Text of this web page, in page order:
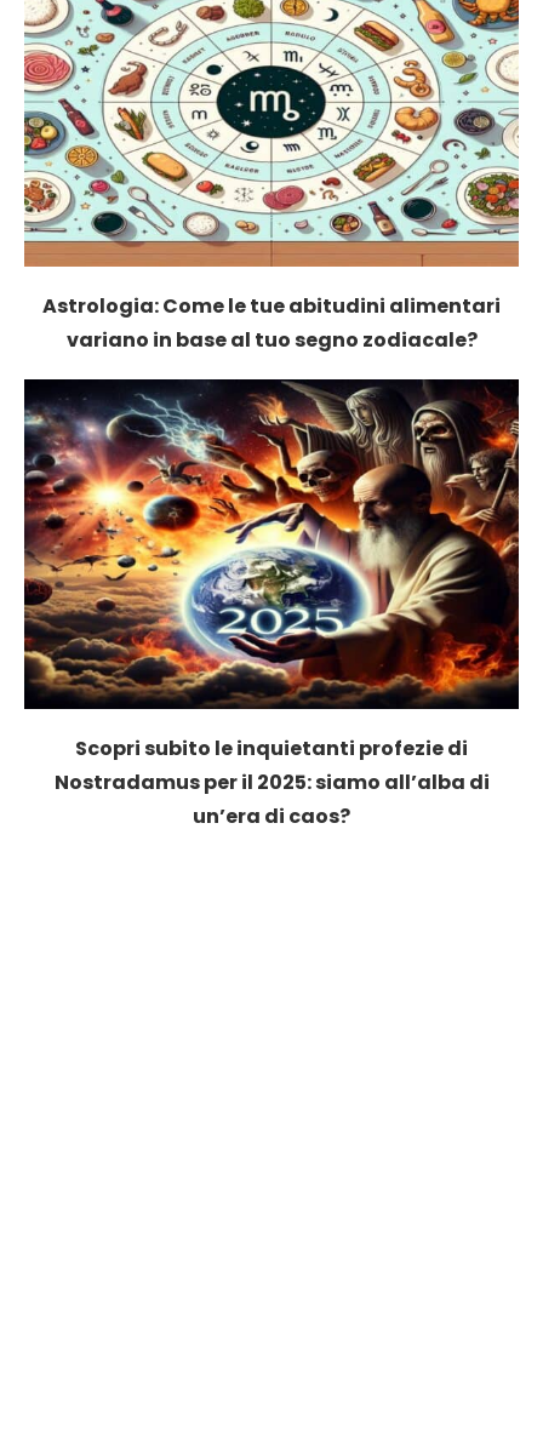
Astrologia: Come le tue abitudini alimentari
variano in base al tuo segno zodiacale?
Scopri subito le inquietanti profezie di
Nostradamus per il 2025: siamo all’alba di
un’era di caos?